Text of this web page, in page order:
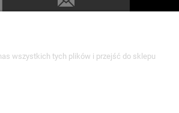
wszystkich tych plików i przejść do sklepu